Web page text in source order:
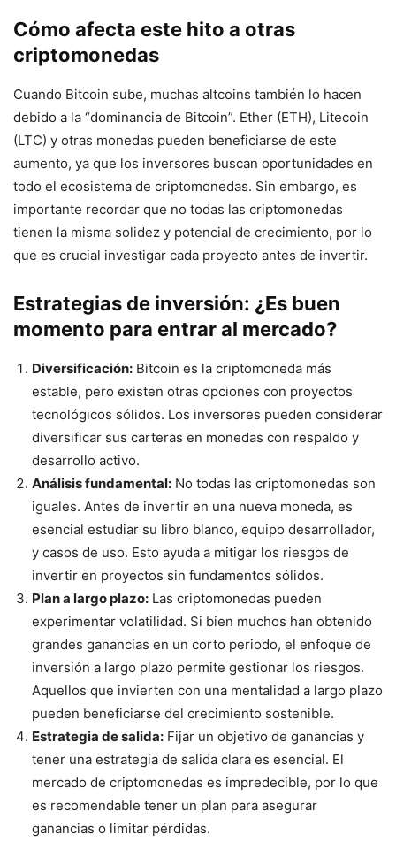
Cómo afecta este hito a otras
criptomonedas
Cuando Bitcoin sube, muchas altcoins también lo hacen
debido a la “dominancia de Bitcoin”. Ether (ETH), Litecoin
(LTC) y otras monedas pueden beneficiarse de este
aumento, ya que los inversores buscan oportunidades en
todo el ecosistema de criptomonedas. Sin embargo, es
importante recordar que no todas las criptomonedas
tienen la misma solidez y potencial de crecimiento, por lo
que es crucial investigar cada proyecto antes de invertir.
Estrategias de inversión: ¿Es buen
momento para entrar al mercado?
Diversificación: Bitcoin es la criptomoneda más
estable, pero existen otras opciones con proyectos
tecnológicos sólidos. Los inversores pueden considerar
diversificar sus carteras en monedas con respaldo y
desarrollo activo.
Análisis fundamental: No todas las criptomonedas son
iguales. Antes de invertir en una nueva moneda, es
esencial estudiar su libro blanco, equipo desarrollador,
y casos de uso. Esto ayuda a mitigar los riesgos de
invertir en proyectos sin fundamentos sólidos.
Plan a largo plazo: Las criptomonedas pueden
experimentar volatilidad. Si bien muchos han obtenido
grandes ganancias en un corto periodo, el enfoque de
inversión a largo plazo permite gestionar los riesgos.
Aquellos que invierten con una mentalidad a largo plazo
pueden beneficiarse del crecimiento sostenible.
Estrategia de salida: Fijar un objetivo de ganancias y
tener una estrategia de salida clara es esencial. El
mercado de criptomonedas es impredecible, por lo que
es recomendable tener un plan para asegurar
ganancias o limitar pérdidas.